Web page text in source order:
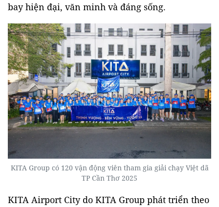
bay hiện đại, văn minh và đáng sống.
KITA Group có 120 vận động viên tham gia giải chạy Việt dã
TP Cần Thơ 2025
KITA Airport City do KITA Group phát triển theo